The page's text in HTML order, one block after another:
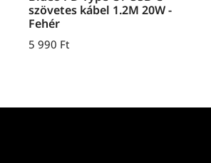
szövetes kábel 1.2M 20W -
Fehér
5 990 Ft